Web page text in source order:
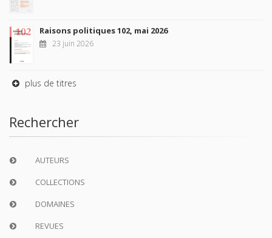
Raisons politiques 102, mai 2026
23 juin 2026
plus de titres
Rechercher
AUTEURS
COLLECTIONS
DOMAINES
REVUES